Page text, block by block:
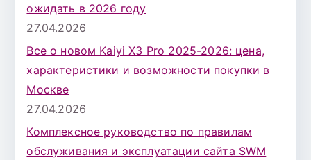
ожидать в 2026 году
27.04.2026
Все о новом Kaiyi X3 Pro 2025-2026: цена,
характеристики и возможности покупки в
Москве
27.04.2026
Комплексное руководство по правилам
обслуживания и эксплуатации сайта SWM